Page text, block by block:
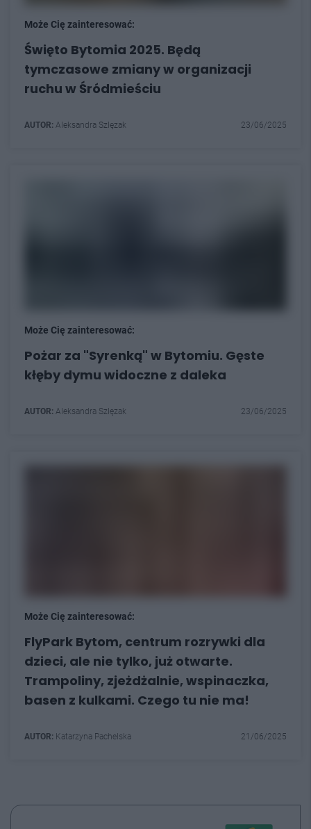
Może Cię zainteresować:
Święto Bytomia 2025. Będą
tymczasowe zmiany w organizacji
ruchu w Śródmieściu
AUTOR: Aleksandra Szlęzak 23/06/2025
Może Cię zainteresować:
Pożar za "Syrenką" w Bytomiu. Gęste
kłęby dymu widoczne z daleka
AUTOR: Aleksandra Szlęzak 23/06/2025
Może Cię zainteresować:
FlyPark Bytom, centrum rozrywki dla
dzieci, ale nie tylko, już otwarte.
Trampoliny, zjeżdżalnie, wspinaczka,
basen z kulkami. Czego tu nie ma!
AUTOR: Katarzyna Pachelska 21/06/2025